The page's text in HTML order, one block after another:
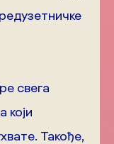
свега
који
Такође,